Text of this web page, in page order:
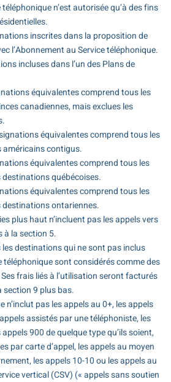
n’est autorisée qu’à des fins
inscrites dans la proposition de
l’Abonnement au Service téléphonique.
incluses dans l’un des Plans de
équivalentes comprend tous les
canadiennes, mais exclues les
équivalentes comprend tous les
américains contigus.
équivalentes comprend tous les
québécoises.
équivalentes comprend tous les
destinations ontariennes.
plus haut n’incluent pas les appels vers
à la section 5.
destinations qui ne sont pas inclus
téléphonique sont considérés comme des
frais liés à l’utilisation seront facturés
section 9 plus bas.
n’inclut pas les appels au 0+, les appels
assistés par une téléphoniste, les
900 de quelque type qu’ils soient,
par carte d’appel, les appels au moyen
les appels 10-10 ou les appels au
vertical (CSV) (« appels sans soutien